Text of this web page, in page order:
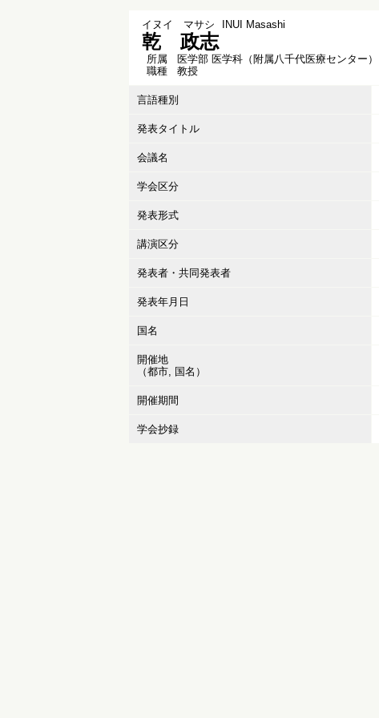
イヌイ マサシ INUI Masashi
乾 政志
所属
医学部 医学科（附属八千代医療センター）
職種
教授
言語種別
発表タイトル
会議名
学会区分
発表形式
講演区分
発表者・共同発表者
発表年月日
国名
開催地
（都市, 国名）
開催期間
学会抄録